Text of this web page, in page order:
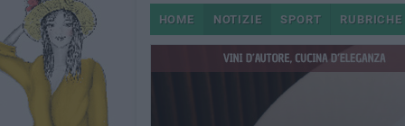
HOME NOTIZIE SPORT RUBRICHE